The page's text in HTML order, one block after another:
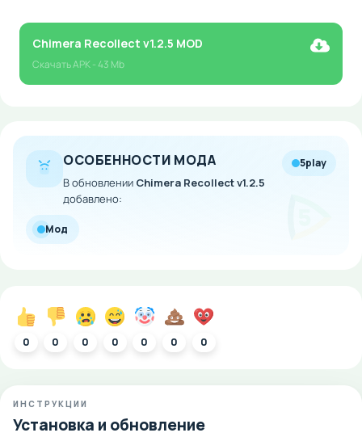
Chimera Recollect v1.2.5 MOD
СкачатьAPK- 43 Mb
ОСОБЕННОСТИ МОДА
В обновлении Chimera Recollect v1.2.5
добавлено:
5play
Мод
0 0 0 0 0 0 0
ИНСТРУКЦИИ
Установка и обновление